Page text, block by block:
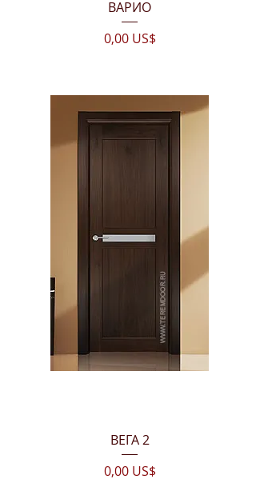
ВАРИО
Цена
0,00 US$
ВЕГА 2
Цена
0,00 US$